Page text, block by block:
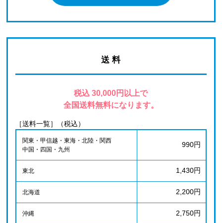
送 料
税込 30,000円以上で
全国送料無料になります。
［送料一覧］（税込）
関東・甲信越・東海・北陸・関西
中国・四国・九州
990円
東北 1,430円
北海道 2,200円
沖縄 2,750円